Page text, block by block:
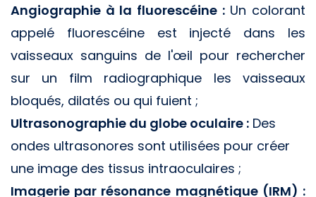
Angiographie à la fluorescéine :Un colorant
appelé fluorescéine est injecté dans les
vaisseaux sanguins de l'œil pour rechercher
sur un film radiographique les vaisseaux
bloqués, dilatés ou qui fuient ;
Ultrasonographie du globe oculaire : Des
ondes ultrasonores sont utilisées pour créer
une image des tissus intraoculaires ;
Imagerie par résonance magnétique (IRM) :